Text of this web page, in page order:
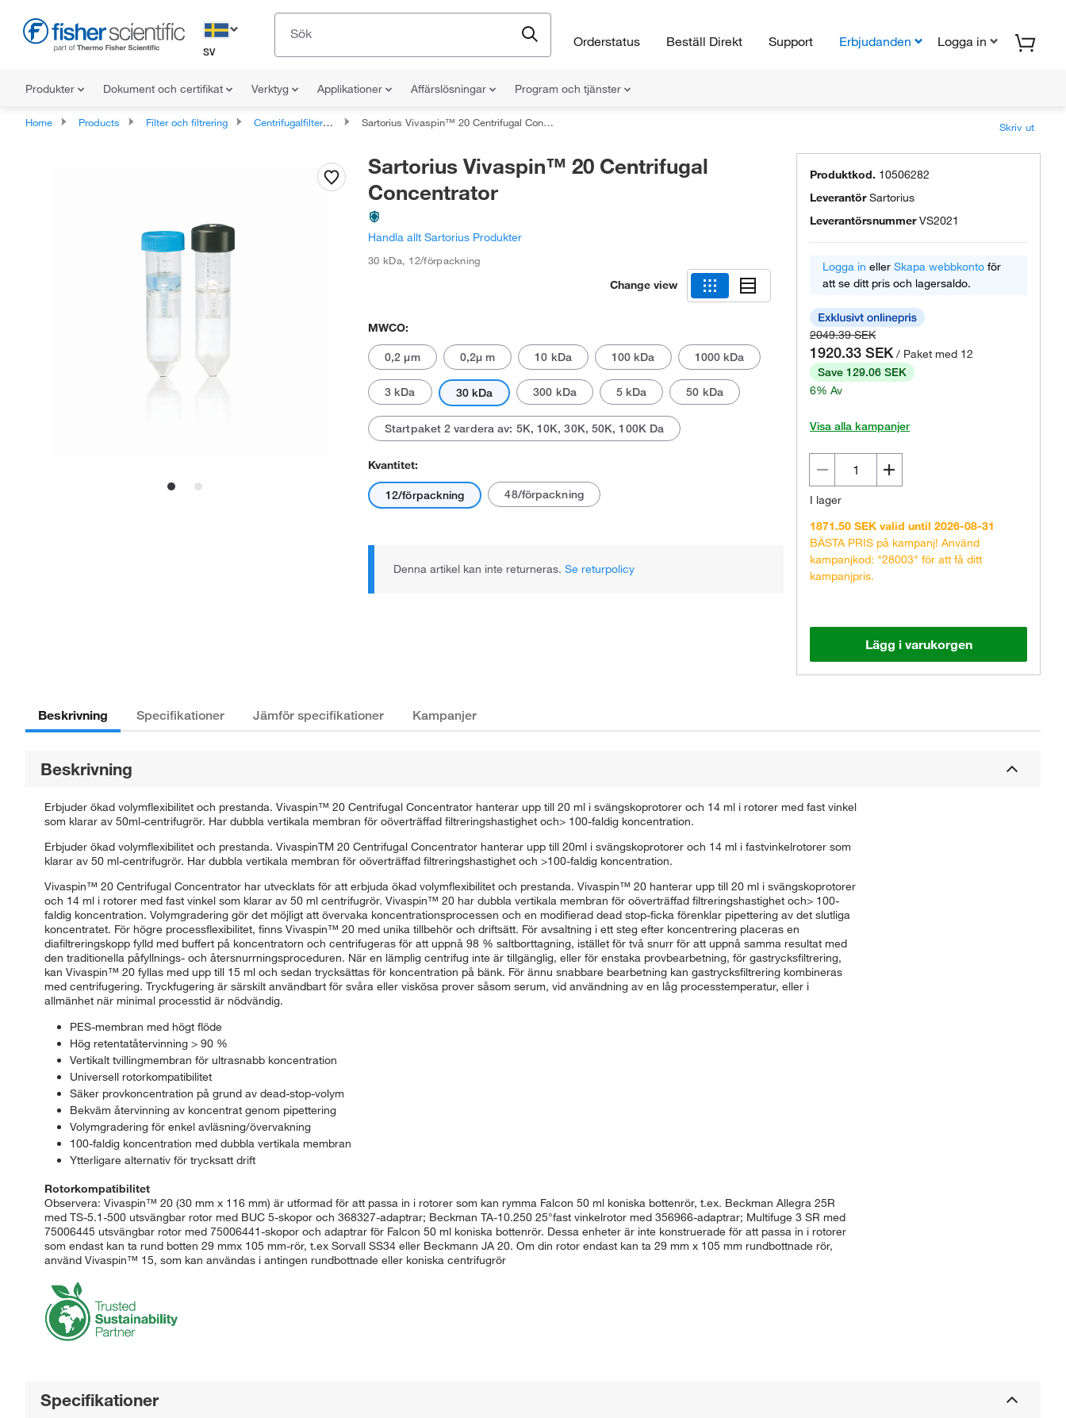
SV
Orderstatus Beställ Direkt Support Erbjudanden Logga in
Produkter Dokument och certifikat Verktyg Applikationer Affärslösningar Program och tjänster
Home Products Filter och filtrering Centrifugalfilteranordningar Sartorius Vivaspin™ 20 Centrifugal Concentrator Skriv ut
Sartorius Vivaspin™ 20 Centrifugal
Concentrator
Handla allt Sartorius Produkter
30 kDa, 12/förpackning
Change view
MWCO:
0,2 μm 0,2μ m 10 kDa 100 kDa 1000 kDa
3 kDa 30 kDa 300 kDa 5 kDa 50 kDa
Startpaket 2 vardera av: 5K, 10K, 30K, 50K, 100K Da
Kvantitet:
12/förpackning 48/förpackning
Denna artikel kan inte returneras. Se returpolicy
Produktkod. 10506282
LeverantörSartorius
Leverantörsnummer VS2021
Logga in eller Skapa webbkonto för
att se ditt pris och lagersaldo.
2049.39 SEK
1920.33 SEK / Paket med 12
Save 129.06 SEK
6% Av
Visa alla kampanjer
I lager
1871.50 SEK valid until 2026-08-31
BÄSTA PRIS på kampanj! Använd
kampanjkod: "28003" för att få ditt
kampanjpris.
Lägg i varukorgen
Beskrivning Specifikationer Jämför specifikationer Kampanjer
Beskrivning
Erbjuder ökad volymflexibilitet och prestanda. Vivaspin™ 20 Centrifugal Concentrator hanterar upp till 20 ml i svängskoprotorer och 14 ml i rotorer med fast vinkel
som klarar av 50ml-centrifugrör. Har dubbla vertikala membran för oöverträffad filtreringshastighet och> 100-faldig koncentration.
Erbjuder ökad volymflexibilitet och prestanda. VivaspinTM 20 Centrifugal Concentrator hanterar upp till 20ml i svängskoprotorer och 14 ml i fastvinkelrotorer som
klarar av 50 ml-centrifugrör. Har dubbla vertikala membran för oöverträffad filtreringshastighet och >100-faldig koncentration.
Vivaspin™ 20 Centrifugal Concentrator har utvecklats för att erbjuda ökad volymflexibilitet och prestanda. Vivaspin™ 20 hanterar upp till 20 ml i svängskoprotorer
och 14 ml i rotorer med fast vinkel som klarar av 50 ml centrifugrör. Vivaspin™ 20 har dubbla vertikala membran för oöverträffad filtreringshastighet och> 100-
faldig koncentration. Volymgradering gör det möjligt att övervaka koncentrationsprocessen och en modifierad dead stop-ficka förenklar pipettering av det slutliga
koncentratet. För högre processflexibilitet, finns Vivaspin™ 20 med unika tillbehör och driftsätt. För avsaltning i ett steg efter koncentrering placeras en
diafiltreringskopp fylld med buffert på koncentratorn och centrifugeras för att uppnå 98 % saltborttagning, istället för två snurr för att uppnå samma resultat med
den traditionella påfyllnings- och återsnurrningsproceduren. När en lämplig centrifug inte är tillgänglig, eller för enstaka provbearbetning, för gastrycksfiltrering,
kan Vivaspin™ 20 fyllas med upp till 15 ml och sedan trycksättas för koncentration på bänk. För ännu snabbare bearbetning kan gastrycksfiltrering kombineras
med centrifugering. Tryckfugering är särskilt användbart för svåra eller viskösa prover såsom serum, vid användning av en låg processtemperatur, eller i
allmänhet när minimal processtid är nödvändig.
PES-membran med högt flöde
Hög retentatåtervinning > 90 %
Vertikalt tvillingmembran för ultrasnabb koncentration
Universell rotorkompatibilitet
Säker provkoncentration på grund av dead-stop-volym
Bekväm återvinning av koncentrat genom pipettering
Volymgradering för enkel avläsning/övervakning
100-faldig koncentration med dubbla vertikala membran
Ytterligare alternativ för trycksatt drift
Rotorkompatibilitet
Observera: Vivaspin™ 20 (30 mm x 116 mm) är utformad för att passa in i rotorer som kan rymma Falcon 50 ml koniska bottenrör, t.ex. Beckman Allegra 25R
med TS-5.1-500 utsvängbar rotor med BUC 5-skopor och 368327-adaptrar; Beckman TA-10.250 25°fast vinkelrotor med 356966-adaptrar; Multifuge 3 SR med
75006445 utsvängbar rotor med 75006441-skopor och adaptrar för Falcon 50 ml koniska bottenrör. Dessa enheter är inte konstruerade för att passa in i rotorer
som endast kan ta rund botten 29 mmx 105 mm-rör, t.ex Sorvall SS34 eller Beckmann JA 20. Om din rotor endast kan ta 29 mm x 105 mm rundbottnade rör,
använd Vivaspin™ 15, som kan användas i antingen rundbottnade eller koniska centrifugrör
Specifikationer